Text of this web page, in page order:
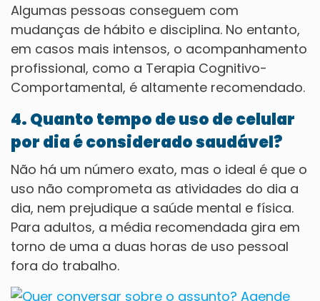
Algumas pessoas conseguem com
mudanças de hábito e disciplina. No entanto,
em casos mais intensos, o acompanhamento
profissional, como a Terapia Cognitivo-
Comportamental, é altamente recomendado.
4. Quanto tempo de uso de celular
por dia é considerado saudável?
Não há um número exato, mas o ideal é que o
uso não comprometa as atividades do dia a
dia, nem prejudique a saúde mental e física.
Para adultos, a média recomendada gira em
torno de uma a duas horas de uso pessoal
fora do trabalho.